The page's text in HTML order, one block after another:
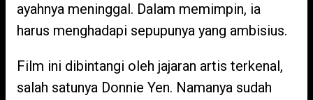
ayahnya meninggal. Dalam memimpin, ia
harus menghadapi sepupunya yang ambisius.
Film ini dibintangi oleh jajaran artis terkenal,
salah satunya Donnie Yen. Namanya sudah